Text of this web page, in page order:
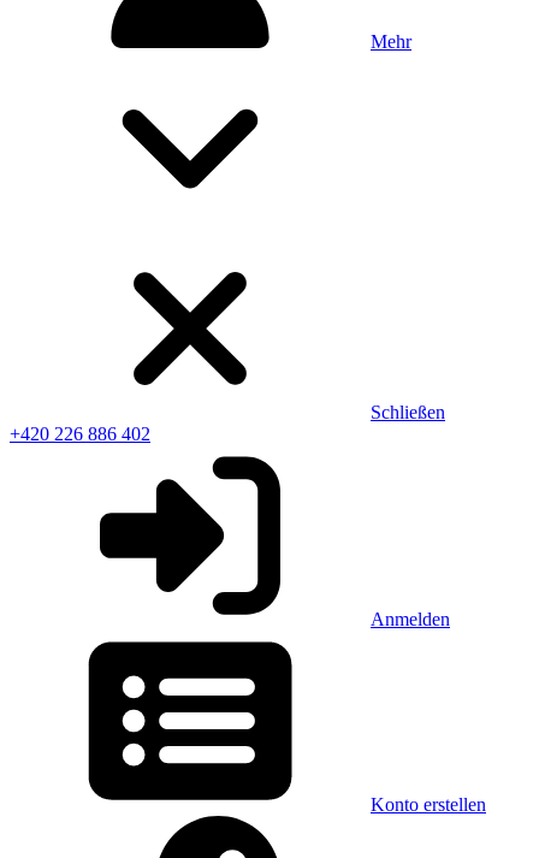
Mehr
Schließen
+420 226 886 402
Anmelden
Konto erstellen